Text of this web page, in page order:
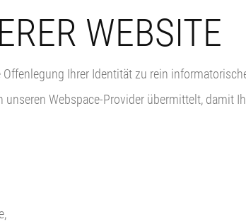
WEBSITE
Ihrer Identität zu rein
Webspace-Provider übermittelt, damit